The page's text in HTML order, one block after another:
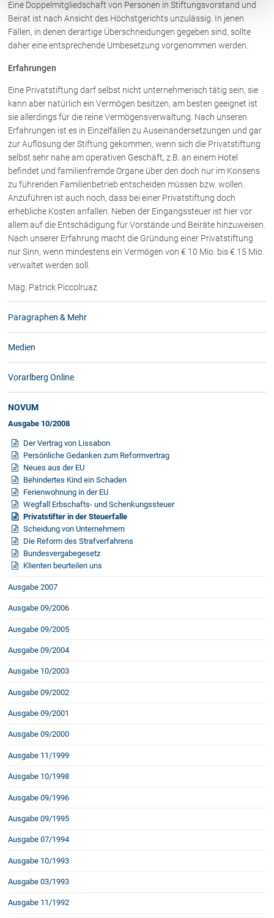
Eine Doppelmitgliedschaft von Personen in Stiftungsvorstand und
Beirat ist nach Ansicht des Höchstgerichts unzulässig. In jenen
Fällen, in denen derartige Überschneidungen gegeben sind, sollte
daher eine entsprechende Umbesetzung vorgenommen werden.
Erfahrungen
Eine Privatstiftung darf selbst nicht unternehmerisch tätig sein, sie
kann aber natürlich ein Vermögen besitzen, am besten geeignet ist
sie allerdings für die reine Vermögensverwaltung. Nach unseren
Erfahrungen ist es in Einzelfällen zu Auseinandersetzungen und gar
zur Auflösung der Stiftung gekommen, wenn sich die Privatstiftung
selbst sehr nahe am operativen Geschäft, z.B. an einem Hotel
befindet und familienfremde Organe über den doch nur im Konsens
zu führenden Familienbetrieb entscheiden müssen bzw. wollen.
Anzuführen ist auch noch, dass bei einer Privatstiftung doch
erhebliche Kosten anfallen. Neben der Eingangssteuer ist hier vor
allem auf die Entschädigung für Vorstände und Beiräte hinzuweisen.
Nach unserer Erfahrung macht die Gründung einer Privatstiftung
nur Sinn, wenn mindestens ein Vermögen von € 10 Mio. bis € 15 Mio.
verwaltet werden soll.
Mag. Patrick Piccolruaz
Paragraphen & Mehr
Medien
Vorarlberg Online
NOVUM
Ausgabe 10/2008
Der Vertrag von Lissabon
Persönliche Gedanken zum Reformvertrag
Neues aus der EU
Behindertes Kind ein Schaden
Ferienwohnung in der EU
Wegfall Erbschafts- und Schenkungssteuer
Privatstifter in der Steuerfalle
Scheidung von Unternehmern
Die Reform des Strafverfahrens
Bundesvergabegesetz
Klienten beurteilen uns
Ausgabe 2007
Ausgabe 09/2006
Ausgabe 09/2005
Ausgabe 09/2004
Ausgabe 10/2003
Ausgabe 09/2002
Ausgabe 09/2001
Ausgabe 09/2000
Ausgabe 11/1999
Ausgabe 10/1998
Ausgabe 09/1996
Ausgabe 09/1995
Ausgabe 07/1994
Ausgabe 10/1993
Ausgabe 03/1993
Ausgabe 11/1992